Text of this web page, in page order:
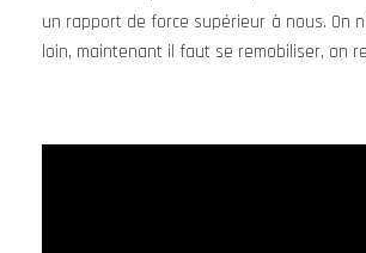
un rapport de force supérieur à nous. On
loin, maintenant il faut se remobiliser, on